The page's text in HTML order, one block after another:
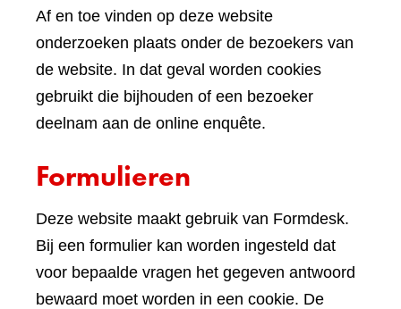
Af en toe vinden op deze website
onderzoeken plaats onder de bezoekers van
de website. In dat geval worden cookies
gebruikt die bijhouden of een bezoeker
deelnam aan de online enquête.
Formulieren
Deze website maakt gebruik van Formdesk.
Bij een formulier kan worden ingesteld dat
voor bepaalde vragen het gegeven antwoord
bewaard moet worden in een cookie. De